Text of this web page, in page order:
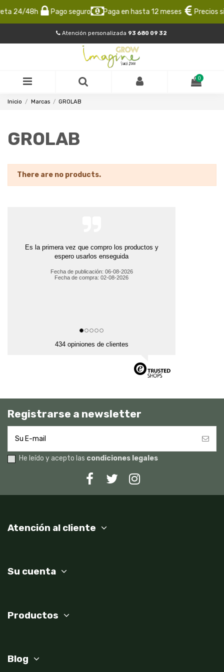
24/48h Pago seguro Paga en hasta 12 meses Precios
Atención personalizada 93 680 09 32
0
Inicio Marcas GROLAB
GROLAB
There are no products.
Es la primera vez que compro los productos y
espero usarlos enseguida
Fecha de publicación: 06-08-2026
Fecha de compra: 02-08-2026
434 opiniones de clientes
Registrarse a newsletter
He leído y acepto las condiciones legales
Atención al cliente
Su cuenta
Productos
Blog